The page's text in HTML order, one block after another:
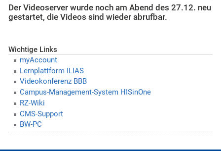
Der Videoserver wurde noch am Abend des 27.12. neu
gestartet, die Videos sind wieder abrufbar.
Wichtige Links
myAccount
Lernplattform ILIAS
Videokonferenz BBB
Campus-Management-System HISinOne
RZ-Wiki
CMS-Support
BW-PC